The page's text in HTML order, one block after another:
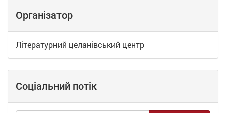
Організатор
Літературний целанівський центр
Соціальний потік